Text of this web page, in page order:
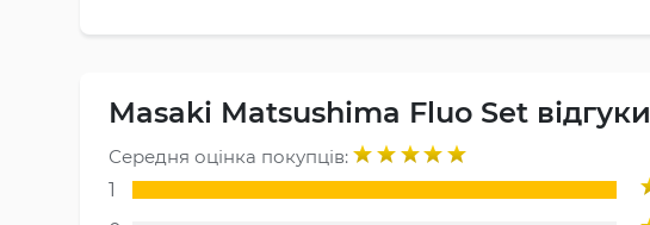
Masaki Matsushima Fluo Set відгуки
Середня оцінка покупців:
1